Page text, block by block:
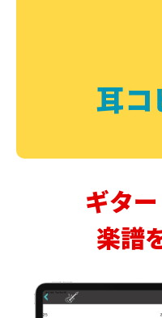
耳コ
ギタ
楽譜